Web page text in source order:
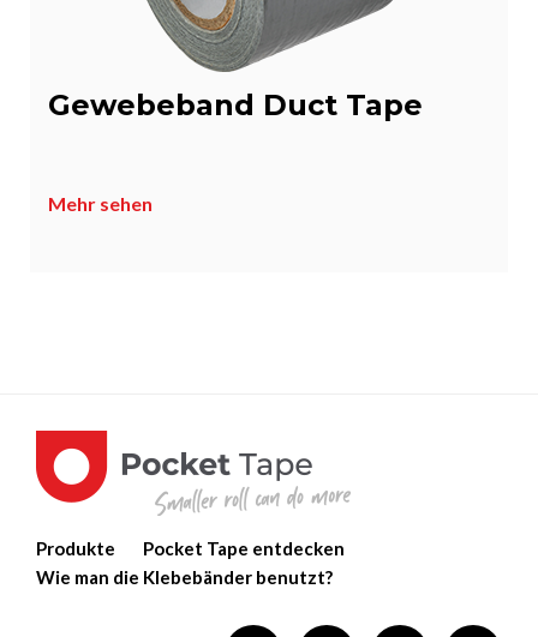
Gewebeband Duct Tape
Mehr sehen
Produkte
Pocket Tape entdecken
Wie man die Klebebänder benutzt?